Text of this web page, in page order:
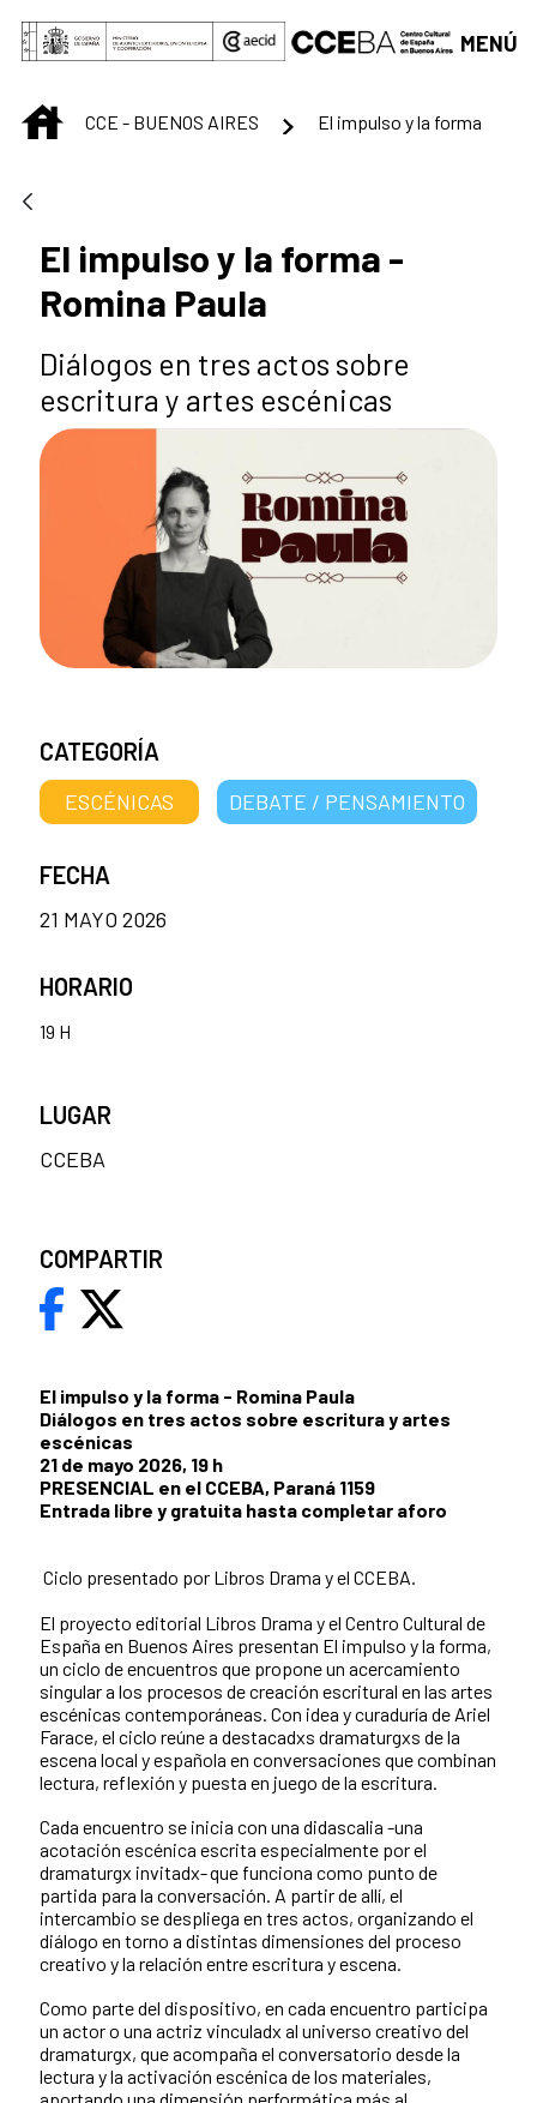
Saltar al contenido principal
MENÚ
INICIOCCE - BUENOS AIRES El impulso y la forma
El impulso y la forma -
Romina Paula
Diálogos en tres actos sobre
escritura y artes escénicas
El impulso y la forma - Romina Paula
Diálogos en tres actos sobre escritura y artes
escénicas
21 de mayo 2026, 19 h
PRESENCIAL en el CCEBA, Paraná 1159
Entrada libre y gratuita hasta completar aforo
Ciclo presentado por Libros Drama y el CCEBA.
El proyecto editorial Libros Drama y el Centro Cultural de
España en Buenos Aires presentan El impulso y la forma,
un ciclo de encuentros que propone un acercamiento
singular a los procesos de creación escritural en las artes
escénicas contemporáneas. Con idea y curaduría de Ariel
Farace, el ciclo reúne a destacadxs dramaturgxs de la
escena local y española en conversaciones que combinan
lectura, reflexión y puesta en juego de la escritura.
Cada encuentro se inicia con una didascalia -una
acotación escénica escrita especialmente por el
dramaturgx invitadx- que funciona como punto de
partida para la conversación. A partir de allí, el
intercambio se despliega en tres actos, organizando el
diálogo en torno a distintas dimensiones del proceso
creativo y la relación entre escritura y escena.
Como parte del dispositivo, en cada encuentro participa
un actor o una actriz vinculadx al universo creativo del
dramaturgx, que acompaña el conversatorio desde la
lectura y la activación escénica de los materiales,
CATEGORÍA
ESCÉNICAS DEBATE / PENSAMIENTO
FECHA
21 MAYO 2026
HORARIO
19 H
LUGAR
CCEBA
COMPARTIR